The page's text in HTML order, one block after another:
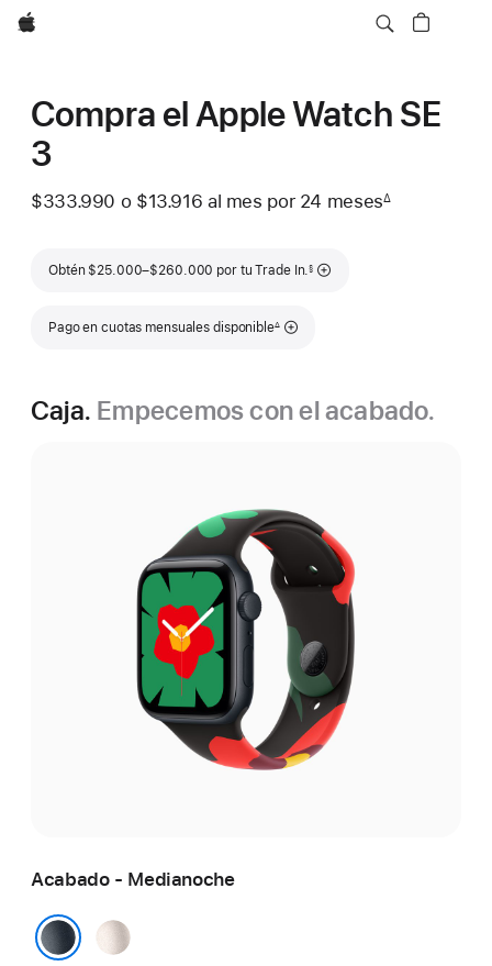
Apple
Compra el Apple Watch SE
3
$333.990 o $13.916 al mes al mes
por 24 mesesmeses
∆
Obtén $25.000–$260.000 por tu Trade In.
Nota a pie de página
§
Pago en cuotas mensuales disponible
Nota a pie de página
∆
Caja. Empecemos con el acabado.
Acabado - Medianoche
Blanco
estelar